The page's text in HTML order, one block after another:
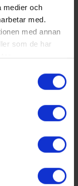
medier och
med.
med annan
som de har